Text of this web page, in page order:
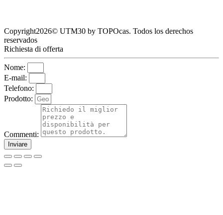
Copyright2026© UTM30 by TOPOcas. Todos los derechos
reservados
Richiesta di offerta
Nome:
E-mail:
Telefono:
Prodotto:
Commenti:
Inviare